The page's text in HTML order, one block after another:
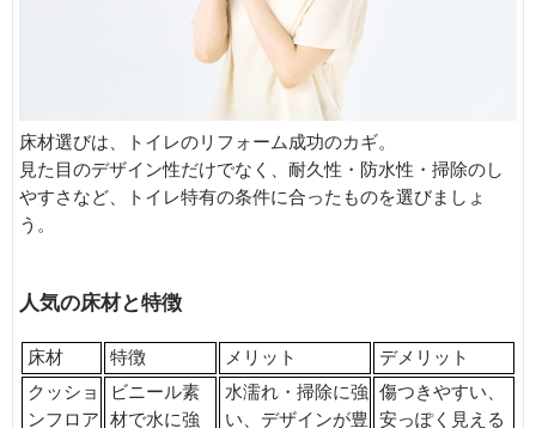
床材選びは、トイレのリフォーム成功のカギ。
見た目のデザイン性だけでなく、耐久性・防水性・掃除のし
やすさなど、トイレ特有の条件に合ったものを選びましょ
う。
人気の床材と特徴
床材 特徴 メリット
デメリット
クッショ
ンフロア
ビニール素
材で水に強
水濡れ・掃除に強
い、デザインが豊
傷つきやすい、
安っぽく見える